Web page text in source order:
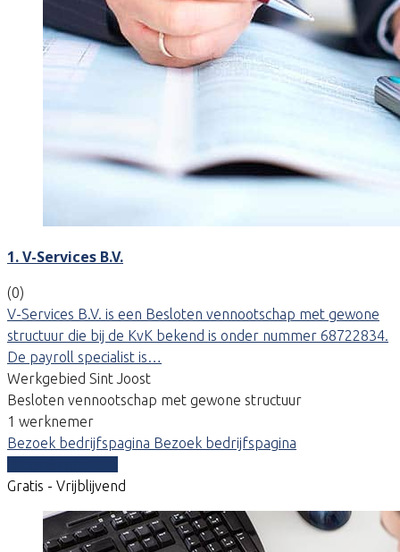
1. V-Services B.V.
(0)
V-Services B.V. is een Besloten vennootschap met gewone
structuur die bij de KvK bekend is onder nummer 68722834.
De payroll specialist is…
Werkgebied Sint Joost
Besloten vennootschap met gewone structuur
1 werknemer
Bezoek bedrijfspagina Bezoek bedrijfspagina
Gratis - Vrijblijvend